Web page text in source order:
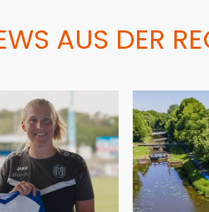
AUS DER